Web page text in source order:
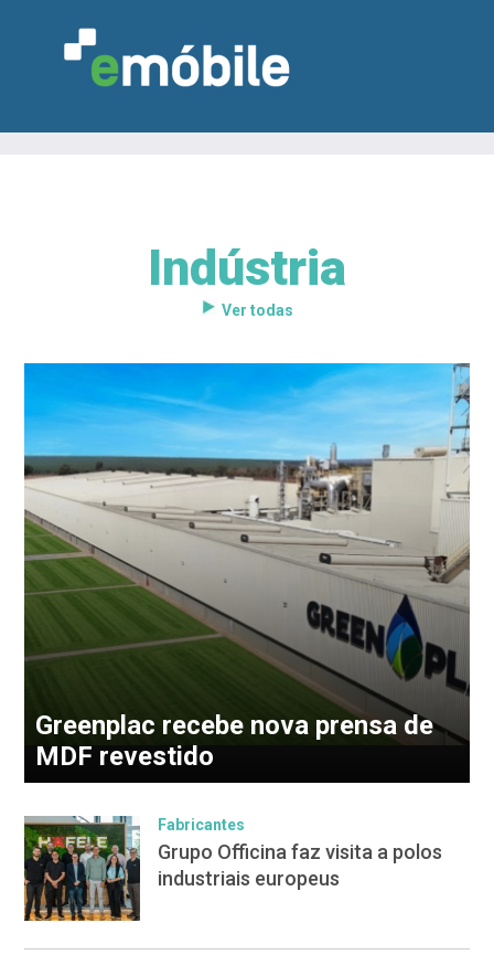
MARCENARIA
DESIGN & DECORAÇÃO
NOTÍCIAS
Indústria
Ver todas
Greenplac recebe nova prensa de
MDF revestido
Fabricantes
Grupo Officina faz visita a polos
industriais europeus